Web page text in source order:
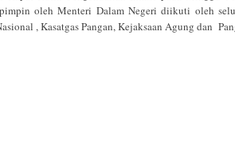
oleh Menteri Dalam Negeri diikuti oleh
, Kasatgas Pangan, Kejaksaan Agung dan